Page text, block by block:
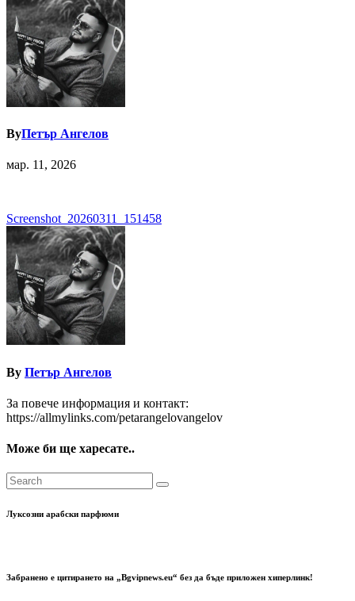
ByПетър Ангелов
мар. 11, 2026
Навигация
Screenshot_20260311_151458
By Петър Ангелов
За повече информация и контакт:
https://allmylinks.com/petarangelovangelov
Може би ще харесате..
Луксозни арабски парфюми
Забранено е цитирането на „Bgvipnews.eu“ без да бъде приложен хиперлинк!